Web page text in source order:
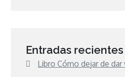
Entradas recientes
Libro Cómo dejar de